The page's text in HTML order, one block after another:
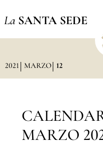
La SANTA SEDE
2021 MARZO 12
MARZO